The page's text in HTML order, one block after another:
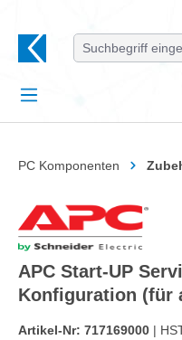
PC Komponenten
APC Start-UP
Konfiguration (für
Artikel-Nr: 717169000 |